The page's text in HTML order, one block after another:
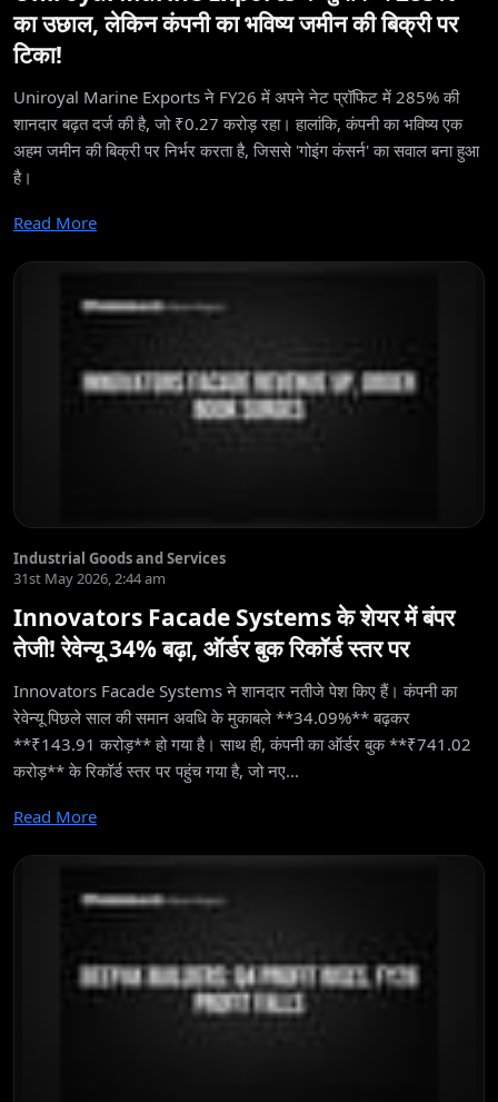
का उछाल, लेकिन कंपनी का भविष्य जमीन की बिक्री पर
टिका!
Uniroyal Marine Exports ने FY26 में अपने नेट प्रॉफिट में 285% की
शानदार बढ़त दर्ज की है, जो ₹0.27 करोड़ रहा। हालांकि, कंपनी का भविष्य एक
अहम जमीन की बिक्री पर निर्भर करता है, जिससे 'गोइंग कंसर्न' का सवाल बना हुआ
है।
Read More
Industrial Goods and Services
31st May 2026, 2:44 am
Innovators Facade Systems के शेयर में बंपर
तेजी! रेवेन्यू 34% बढ़ा, ऑर्डर बुक रिकॉर्ड स्तर पर
Innovators Facade Systems ने शानदार नतीजे पेश किए हैं। कंपनी का
रेवेन्यू पिछले साल की समान अवधि के मुकाबले **34.09%** बढ़कर
**₹143.91 करोड़** हो गया है। साथ ही, कंपनी का ऑर्डर बुक **₹741.02
करोड़** के रिकॉर्ड स्तर पर पहुंच गया है, जो नए...
Read More